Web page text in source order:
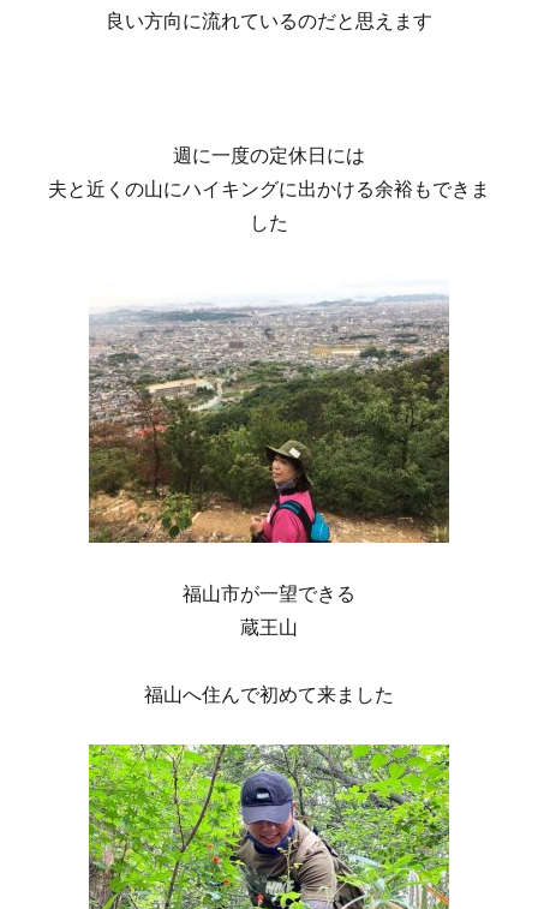
良い方向に流れているのだと思えます
週に一度の定休日には
夫と近くの山にハイキングに出かける余裕もできま
した
福山市が一望できる
蔵王山
福山へ住んで初めて来ました